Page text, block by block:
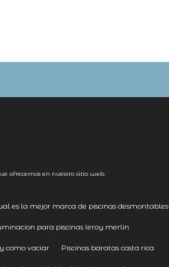
ofrecemos en nuestro sitio web.
es la mejor marca de piscinas desmontables
para piscinas leroy merlin
como vaciar Piscinas baratas costa rica